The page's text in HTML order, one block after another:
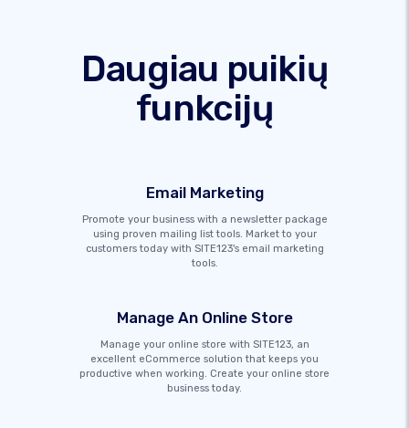
Daugiau puikių
funkcijų
Email Marketing
Promote your business with a newsletter package
using proven mailing list tools. Market to your
customers today with SITE123's email marketing
tools.
Manage An Online Store
Manage your online store with SITE123, an
excellent eCommerce solution that keeps you
productive when working. Create your online store
business today.